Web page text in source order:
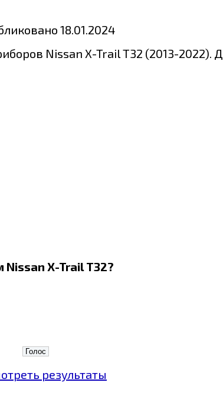
18.01.2024
Nissan X-Trail T32 (2013-
Nissan X-Trail T32?
результаты